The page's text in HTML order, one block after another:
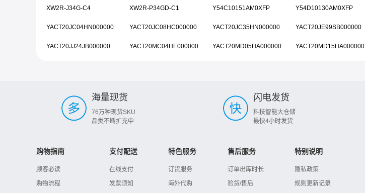
XW2R-J34G-C4 XW2R-P34GD-C1 Y54C10151AM0XFP Y54D10130AM0XFP
YACT20JC04HN000000 YACT20JC08HC000000 YACT20JC35HN000000 YACT20JE99SB000000
YACT20JJ24JB000000 YACT20MC04HE000000 YACT20MD05HA000000 YACT20MD15HA000000
海量现货
76万种现货SKU
品类不断扩充中
闪电发货
科技智能大仓储
最快4小时发货
购物指南
顾客必读
购物流程
支付配送
在线支付
发票须知
特色服务
订货服务
海外代购
售后服务
订单出库时长
验货/售后
特别说明
隐私政策
规则更新记录